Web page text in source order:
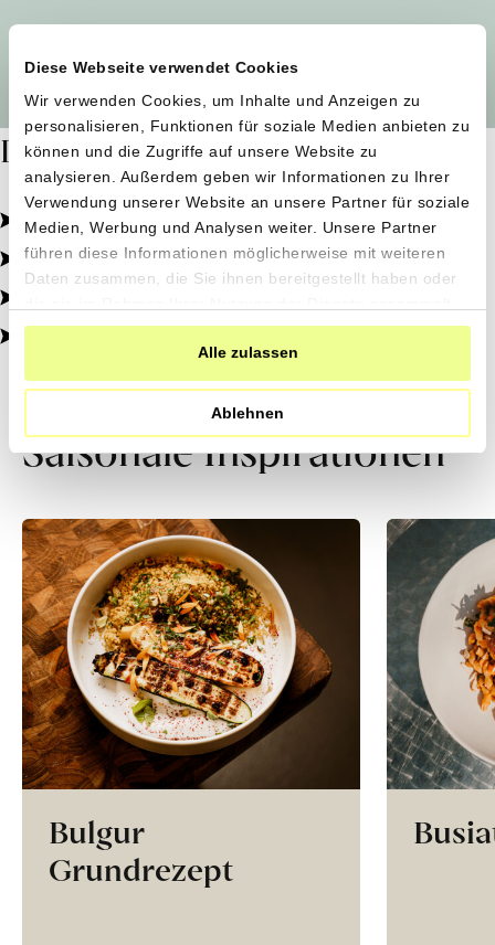
Diese Webseite verwendet Cookies
Wir verwenden Cookies, um Inhalte und Anzeigen zu
personalisieren, Funktionen für soziale Medien anbieten zu
können und die Zugriffe auf unsere Website zu
analysieren. Außerdem geben wir Informationen zu Ihrer
Verwendung unserer Website an unsere Partner für soziale
Medien, Werbung und Analysen weiter. Unsere Partner
führen diese Informationen möglicherweise mit weiteren
Daten zusammen, die Sie ihnen bereitgestellt haben oder
haben.
Alle zulassen
Ablehnen
Dafür stehen wir
Pestizidfrei angebaut, schonend verarbeitet.
Natürliche Zutaten, echter Geschmack.
Von kleinen Höfen, direkt zu dir.
100% transparent, 0% Zusatzstoffe.
Saisonale Inspirationen
Bulgur
Grundrezept